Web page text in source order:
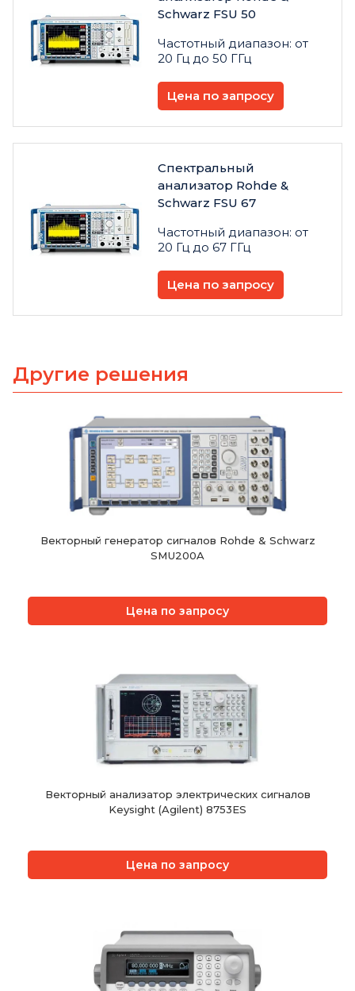
Schwarz FSU 50
Частотный диапазон: от
20 Гц до 50 ГГц
Цена по запросу
Спектральный
анализатор Rohde &
Schwarz FSU 67
Частотный диапазон: от
20 Гц до 67 ГГц
Цена по запросу
Другие решения
Векторный генератор сигналов Rohde & Schwarz
SMU200A
Цена по запросу
Векторный анализатор электрических сигналов
Keysight (Agilent) 8753ES
Цена по запросу